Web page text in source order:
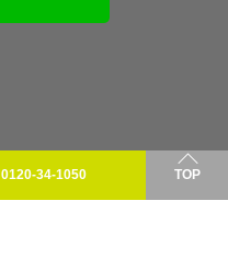
0120-34-1050 TOP